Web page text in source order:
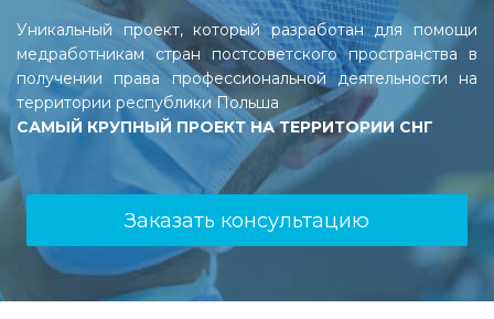
Уникальный проект, который разработан для помощи
медработникам стран постсоветского пространства в
получении права профессиональной деятельности на
территории республики Польша
САМЫЙ КРУПНЫЙ ПРОЕКТ НА ТЕРРИТОРИИ СНГ
Заказать консультацию